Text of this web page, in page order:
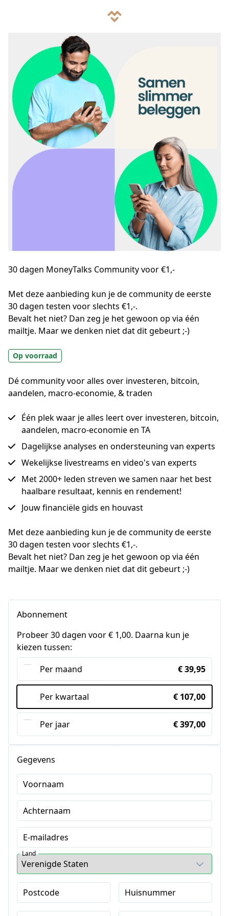
30 dagen MoneyTalks Community voor €1,-
Met deze aanbieding kun je de community de eerste
30 dagen testen voor slechts €1,-.
Bevalt het niet? Dan zeg je het gewoon op via één
mailtje. Maar we denken niet dat dit gebeurt ;-)
Op voorraad
Dé community voor alles over investeren, bitcoin,
aandelen, macro-economie, & traden
Één plek waar je alles leert over investeren, bitcoin,
aandelen, macro-economie en TA
Dagelijkse analyses en ondersteuning van experts
Wekelijkse livestreams en video's van experts
Met 2000+ leden streven we samen naar het best
haalbare resultaat, kennis en rendement!
Jouw financiële gids en houvast
Met deze aanbieding kun je de community de eerste
30 dagen testen voor slechts €1,-.
Bevalt het niet? Dan zeg je het gewoon op via één
mailtje. Maar we denken niet dat dit gebeurt ;-)
Abonnement
Probeer 30 dagen voor € 1,00. Daarna kun je
kiezen tussen:
Per maand
€ 39,95
Per kwartaal € 107,00
Per jaar € 397,00
Gegevens
Voornaam
Achternaam
E-mailadres
Land
Postcode Huisnummer